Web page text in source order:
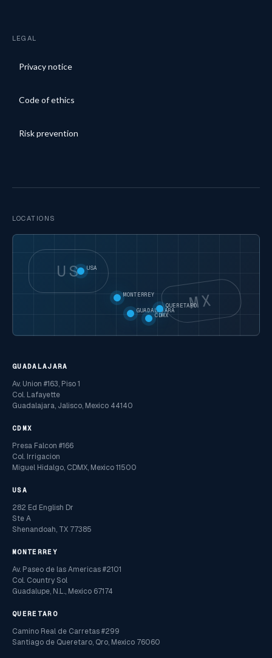
LEGAL
Privacy notice
Code of ethics
Risk prevention
LOCATIONS
US
MX
USA
MONTERREY
GUADALAJARA
CDMX
QUERETARO
GUADALAJARA
Av. Union #163, Piso 1
Col. Lafayette
Guadalajara, Jalisco, Mexico 44140
CDMX
Presa Falcon #166
Col. Irrigacion
Miguel Hidalgo, CDMX, Mexico 11500
USA
282 Ed English Dr
Ste A
Shenandoah, TX 77385
MONTERREY
Av. Paseo de las Americas #2101
Col. Country Sol
Guadalupe, N.L., Mexico 67174
QUERETARO
Camino Real de Carretas #299
Santiago de Queretaro, Qro, Mexico 76060